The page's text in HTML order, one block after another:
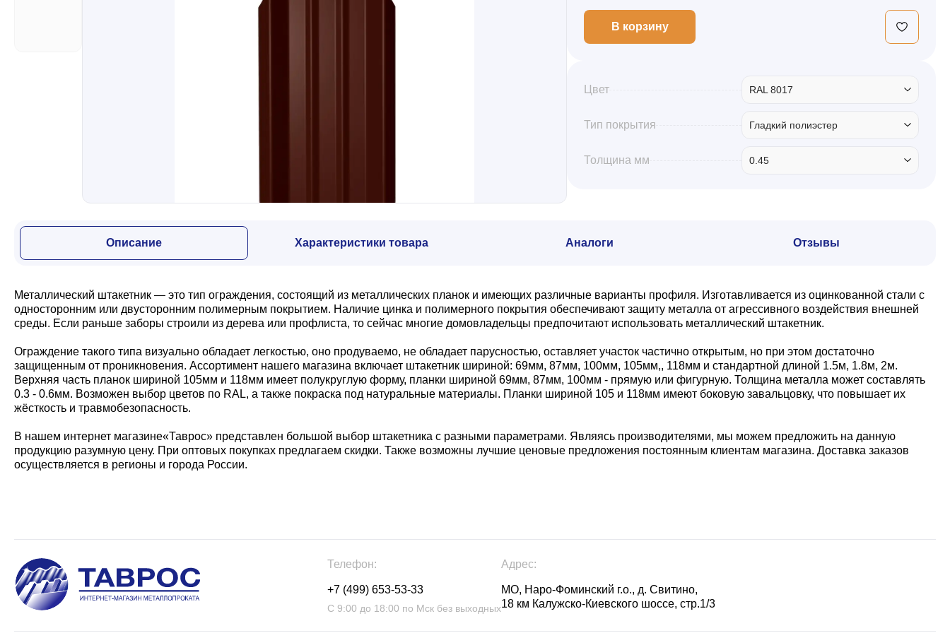
В корзину
Цвет RAL 8017
Тип покрытия Гладкий полиэстер
Толщина мм 0.45
Описание Характеристики товара Аналоги Отзывы
Металлический штакетник — это тип ограждения, состоящий из металлических планок и имеющих различные варианты профиля. Изготавливается из оцинкованной стали с
односторонним или двусторонним полимерным покрытием. Наличие цинка и полимерного покрытия обеспечивают защиту металла от агрессивного воздействия внешней
среды. Если раньше заборы строили из дерева или профлиста, то сейчас многие домовладельцы предпочитают использовать металлический штакетник.
Ограждение такого типа визуально обладает легкостью, оно продуваемо, не обладает парусностью, оставляет участок частично открытым, но при этом достаточно
защищенным от проникновения. Ассортимент нашего магазина включает штакетник шириной: 69мм, 87мм, 100мм, 105мм,, 118мм и стандартной длиной 1.5м, 1.8м, 2м.
Верхняя часть планок шириной 105мм и 118мм имеет полукруглую форму, планки шириной 69мм, 87мм, 100мм - прямую или фигурную. Толщина металла может составлять
0.3 - 0.6мм. Возможен выбор цветов по RAL, а также покраска под натуральные материалы. Планки шириной 105 и 118мм имеют боковую завальцовку, что повышает их
жёсткость и травмобезопасность.
В нашем интернет магазине«Таврос» представлен большой выбор штакетника с разными параметрами. Являясь производителями, мы можем предложить на данную
продукцию разумную цену. При оптовых покупках предлагаем скидки. Также возможны лучшие ценовые предложения постоянным клиентам магазина. Доставка заказов
осуществляется в регионы и города России.
Телефон:
+7 (499) 653-53-33
С 9:00 до 18:00 по Мск без выходных
Адрес:
МО, Наро-Фоминский г.о., д. Свитино,
18 км Калужско-Киевского шоссе, стр.1/3